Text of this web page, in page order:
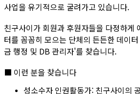
사업을 유기적으로 굴려가고 있습니다.
친구사이가 회원과 후원자들을 다정하게
터를 꼼꼼히 모으는 단체의 든든한 데이
금 행정 및 DB 관리자'를 찾습니다.
■ 이런 분을 찾습니다
성소수자 인권활동가: 친구사이의